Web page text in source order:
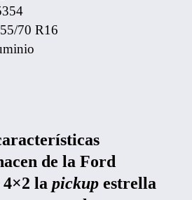
70 R16
de la Ford
la pickup estrella